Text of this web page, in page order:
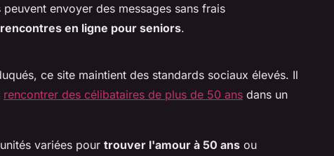
envoyer des messages sans frais
rencontres en ligne pour seniors.
ce site maintient des standards sociaux élevés. Il
rencontrer des célibataires de plus de 50 ans dans un
variées pour trouver l'amour à 50 ans ou